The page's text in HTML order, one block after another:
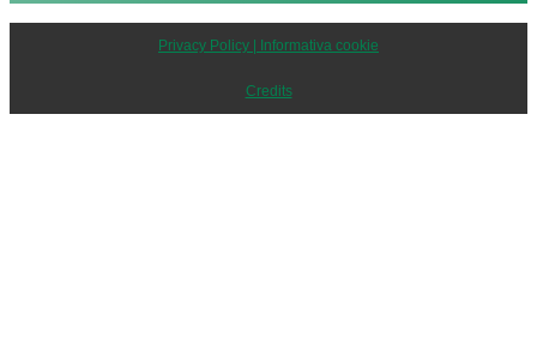
Privacy Policy | Informativa cookie
Credits